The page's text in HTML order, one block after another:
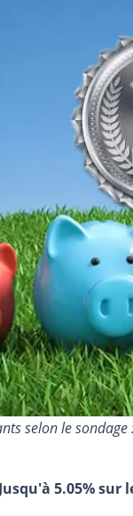
selon le
Jusqu'à 5.05% sur